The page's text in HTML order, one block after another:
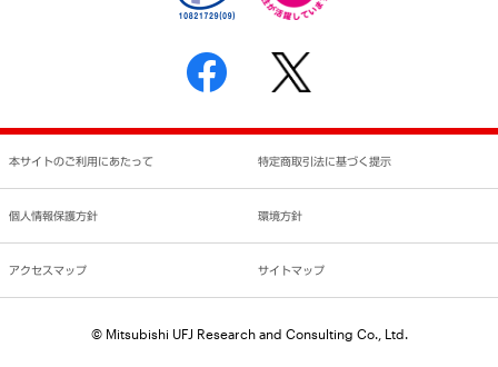
反社会的勢力に対する基本方針
書面による個人情報の開示等の請求の手続きについて
本サイトのご利用にあたって 特定商取引法に基づく提示
個人情報保護方針 環境方針
アクセスマップ サイトマップ
© Mitsubishi UFJ Research and Consulting Co., Ltd.